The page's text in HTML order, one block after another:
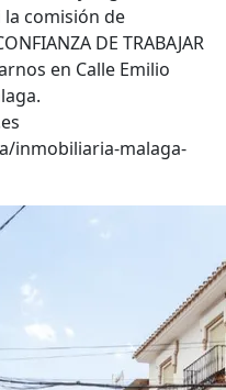
comisión de
DE TRABAJAR
en Calle Emilio
inmobiliaria-malaga-